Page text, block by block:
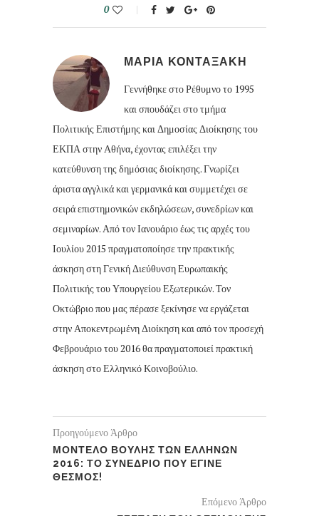
0
ΜΑΡΙΑ ΚΟΝΤΑΞΑΚΗ
Γεννήθηκε στο Ρέθυμνο το 1995
και σπουδάζει στο τμήμα
Πολιτικής Επιστήμης και Δημοσίας Διοίκησης του
ΕΚΠΑ στην Αθήνα, έχοντας επιλέξει την
κατεύθυνση της δημόσιας διοίκησης. Γνωρίζει
άριστα αγγλικά και γερμανικά και συμμετέχει σε
σειρά επιστημονικών εκδηλώσεων, συνεδρίων και
σεμιναρίων. Από τον Ιανουάριο έως τις αρχές του
Ιουλίου 2015 πραγματοποίησε την πρακτικής
άσκηση στη Γενική Διεύθυνση Ευρωπαικής
Πολιτικής του Υπουργείου Εξωτερικών. Τον
Οκτώβριο που μας πέρασε ξεκίνησε να εργάζεται
στην Αποκεντρωμένη Διοίκηση και από τον προσεχή
Φεβρουάριο του 2016 θα πραγματοποιεί πρακτική
άσκηση στο Ελληνικό Κοινοβούλιο.
Προηγούμενο Άρθρο
ΜΟΝΤΕΛΟ ΒΟΥΛΗΣ ΤΩΝ ΕΛΛΗΝΩΝ
2016: ΤΟ ΣΥΝΕΔΡΙΟ ΠΟΥ ΕΓΙΝΕ
ΘΕΣΜΟΣ!
Επόμενο Άρθρο